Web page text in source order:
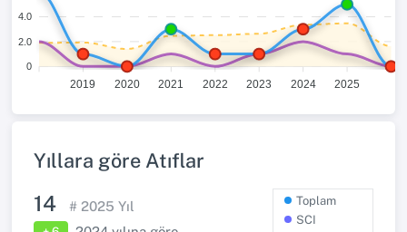
4.0
2.0
0
2019 2020 2021 2022 2023 2024 2025
Yıllara göre Atıflar
14 # 2025 Yıl
Toplam
SCI